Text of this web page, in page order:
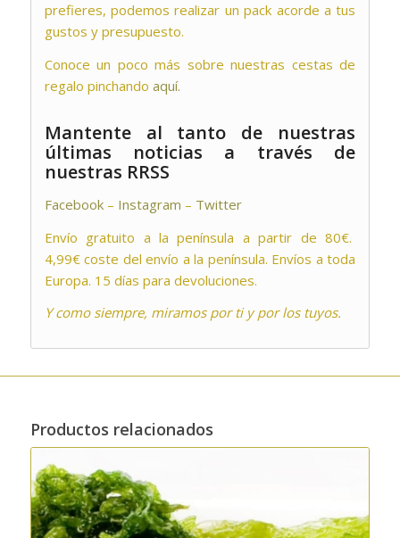
prefieres, podemos realizar un pack acorde a tus
gustos y presupuesto.
Conoce un poco más sobre nuestras cestas de
regalo pinchando aquí.
Mantente al tanto de nuestras
últimas noticias a través de
nuestras RRSS
Facebook– Instagram – Twitter
Envío gratuito a la península a partir de 80€.
4,99€ coste del envío a la península. Envíos a toda
Europa. 15 días para devoluciones.
Y como siempre, miramos por ti y por los tuyos.
Productos relacionados